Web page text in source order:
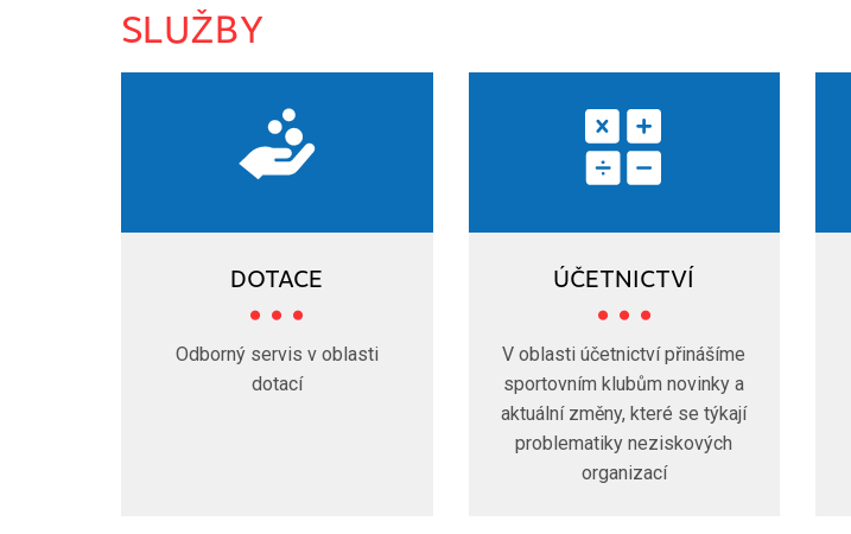
SLUŽBY
DOTACE
Odborný servis v oblasti
dotací
ÚČETNICTVÍ
V oblasti účetnictví přinášíme
sportovním klubům novinky a
aktuální změny, které se týkají
problematiky neziskových
organizací